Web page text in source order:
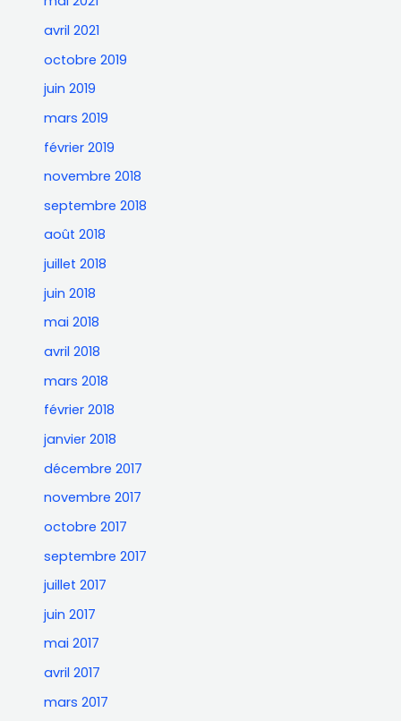
avril 2021
octobre 2019
juin 2019
mars 2019
février 2019
novembre 2018
septembre 2018
août 2018
juillet 2018
juin 2018
mai 2018
avril 2018
mars 2018
février 2018
janvier 2018
décembre 2017
novembre 2017
octobre 2017
septembre 2017
juillet 2017
juin 2017
mai 2017
avril 2017
mars 2017